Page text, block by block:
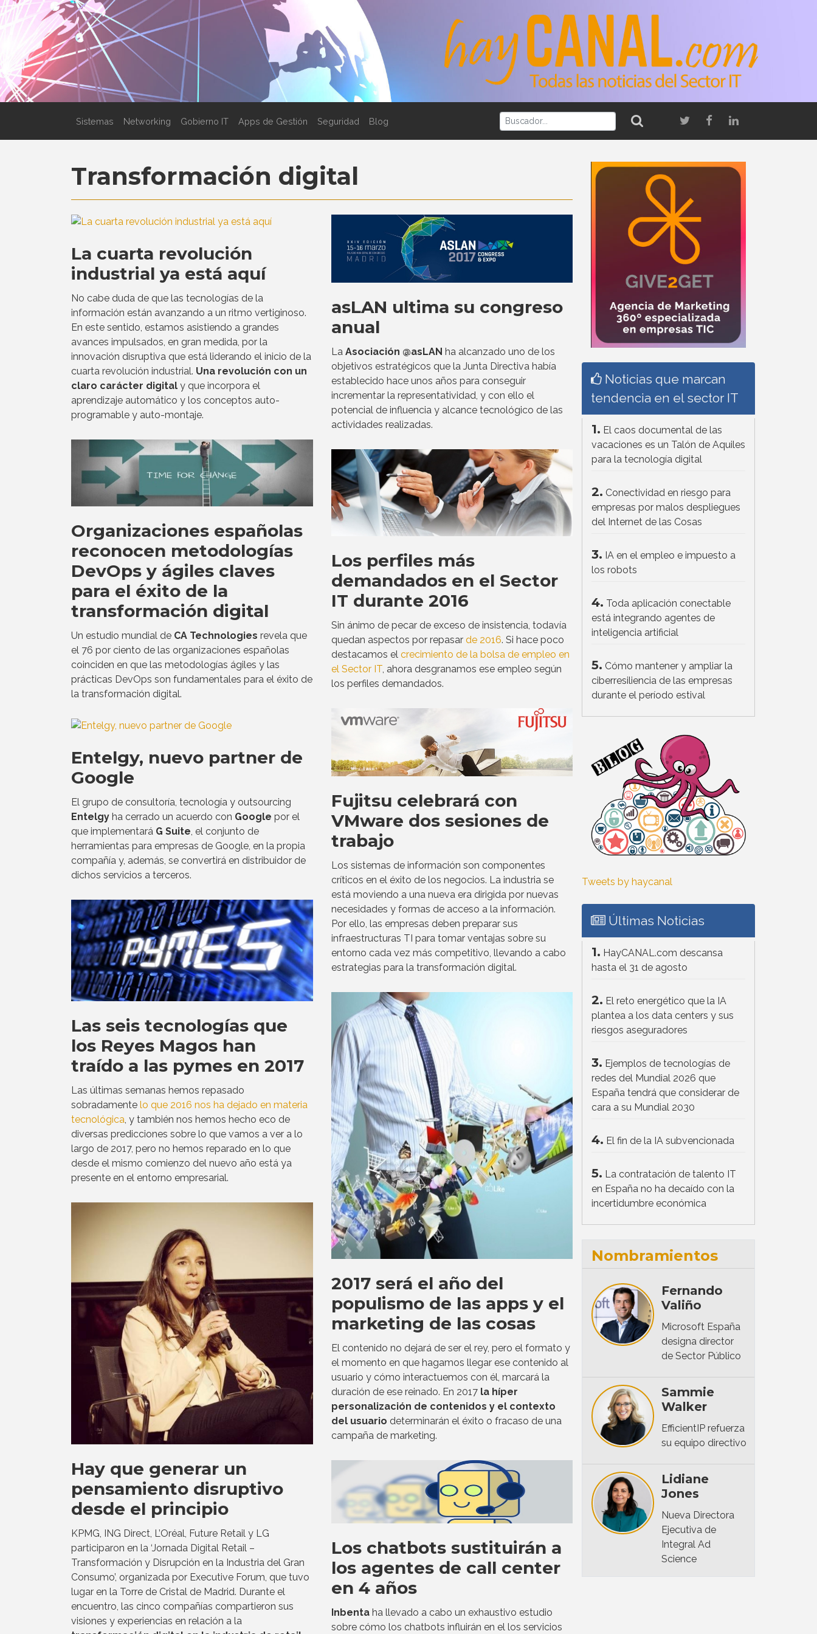
Sistemas Networking Gobierno IT Apps de Gestión Seguridad Blog
Transformación digital
La cuarta revolución
industrial ya está aquí
No cabe duda de que las tecnologías de la
información están avanzando a un ritmo vertiginoso.
En este sentido, estamos asistiendo a grandes
avances impulsados, en gran medida, por la
innovación disruptiva que está liderando el inicio de la
cuarta revolución industrial. Una revolución con un
claro carácter digital y que incorpora el
aprendizaje automático y los conceptos auto-
programable y auto-montaje.
Organizaciones españolas
reconocen metodologías
DevOps y ágiles claves
para el éxito de la
transformación digital
Un estudio mundial de CA Technologies revela que
el 76 por ciento de las organizaciones españolas
coinciden en que las metodologías ágiles y las
prácticas DevOps son fundamentales para el éxito de
la transformación digital.
Entelgy, nuevo partner de
Google
El grupo de consultoría, tecnología y outsourcing
Entelgy ha cerrado un acuerdo con Google por el
que implementará G Suite, el conjunto de
herramientas para empresas de Google, en la propia
compañía y, además, se convertirá en distribuidor de
dichos servicios a terceros.
Las seis tecnologías que
los Reyes Magos han
traído a las pymes en 2017
Las últimas semanas hemos repasado
sobradamente lo que 2016 nos ha dejado en materia
tecnológica, y también nos hemos hecho eco de
diversas predicciones sobre lo que vamos a ver a lo
largo de 2017, pero no hemos reparado en lo que
desde el mismo comienzo del nuevo año está ya
presente en el entorno empresarial.
Hay que generar un
pensamiento disruptivo
desde el principio
KPMG, ING Direct, L’Oréal, Future Retail y LG
participaron en la ‘Jornada Digital Retail –
Transformación y Disrupción en la Industria del Gran
Consumo’, organizada por Executive Forum, que tuvo
lugar en la Torre de Cristal de Madrid. Durante el
encuentro, las cinco compañías compartieron sus
visiones y experiencias en relación a la
asLAN ultima su congreso
anual
La Asociación @asLAN ha alcanzado uno de los
objetivos estratégicos que la Junta Directiva había
establecido hace unos años para conseguir
incrementar la representatividad, y con ello el
potencial de influencia y alcance tecnológico de las
actividades realizadas.
Los perfiles más
demandados en el Sector
IT durante 2016
Sin ánimo de pecar de exceso de insistencia, todavía
quedan aspectos por repasar de 2016. Si hace poco
destacamos el crecimiento de la bolsa de empleo en
el Sector IT, ahora desgranamos ese empleo según
los perfiles demandados.
Fujitsu celebrará con
VMware dos sesiones de
trabajo
Los sistemas de información son componentes
críticos en el éxito de los negocios. La industria se
está moviendo a una nueva era dirigida por nuevas
necesidades y formas de acceso a la información.
Por ello, las empresas deben preparar sus
infraestructuras TI para tomar ventajas sobre su
entorno cada vez más competitivo, llevando a cabo
estrategias para la transformación digital.
2017 será el año del
populismo de las apps y el
marketing de las cosas
El contenido no dejará de ser el rey, pero el formato y
el momento en que hagamos llegar ese contenido al
usuario y cómo interactuemos con él, marcará la
duración de ese reinado. En 2017 la híper
personalización de contenidos y el contexto
del usuario determinarán el éxito o fracaso de una
campaña de marketing.
Los chatbots sustituirán a
los agentes de call center
en 4 años
Inbentaha llevado a cabo un exhaustivo estudio
sobre cómo los chatbots influirán en el los servicios
Noticias que marcan
tendencia en el sector IT
1. El caos documental de las
vacaciones es un Talón de Aquiles
para la tecnología digital
2. Conectividad en riesgo para
empresas por malos despliegues
del Internet de las Cosas
3. IA en el empleo e impuesto a
los robots
4. Toda aplicación conectable
está integrando agentes de
inteligencia artificial
5. Cómo mantener y ampliar la
ciberresiliencia de las empresas
durante el período estival
Tweets by haycanal
Últimas Noticias
1. HayCANAL.com descansa
hasta el 31 de agosto
2. El reto energético que la IA
plantea a los data centers y sus
riesgos aseguradores
3. Ejemplos de tecnologías de
redes del Mundial 2026 que
España tendrá que considerar de
cara a su Mundial 2030
4. El fin de la IA subvencionada
5. La contratación de talento IT
en España no ha decaído con la
incertidumbre económica
Nombramientos
Fernando
Valiño
Microsoft España
designa director
de Sector Público
Sammie
Walker
EfficientIP refuerza
su equipo directivo
Lidiane
Jones
Nueva Directora
Ejecutiva de
Integral Ad
Science